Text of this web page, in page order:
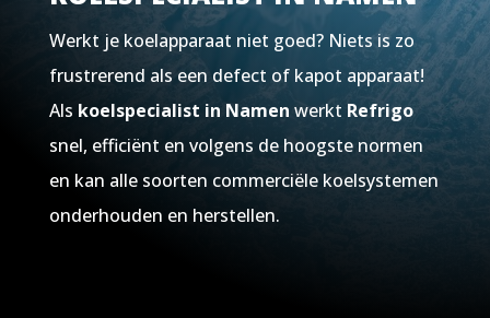
Werkt je koelapparaat niet goed? Niets is zo
frustrerend als een defect of kapot apparaat!
Als koelspecialist in Namen werkt Refrigo
snel, efficiënt en volgens de hoogste normen
en kan alle soorten commerciële koelsystemen
onderhouden en herstellen.